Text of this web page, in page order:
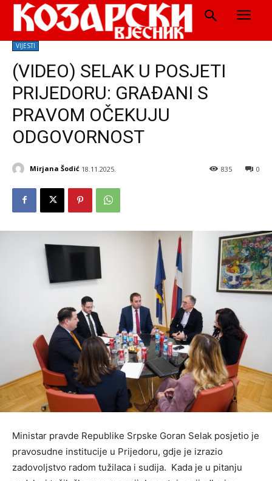
VIJESTI
(VIDEO) SELAK U POSJETI
PRIJEDORU: GRAĐANI S
PRAVOM OČEKUJU
ODGOVORNOST
Mirjana Šodić 18.11.2025. 0
835
Ministar pravde Republike Srpske Goran Selak posjetio je
pravosudne institucije u Prijedoru, gdje je izrazio
zadovoljstvo radom tužilaca i sudija. Kada je u pitanju